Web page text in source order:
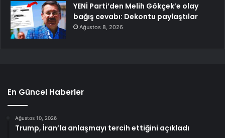
YENİ Parti’den Melih Gökçek’e olay
bağış cevabı: Dekontu paylaştılar
Ağustos 8, 2026
En Güncel Haberler
Ağustos 10, 2026
Trump, İran’la anlaşmayı tercih ettiğini açıkladı